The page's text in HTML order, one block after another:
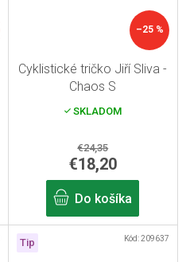
–25 %
Cyklistické tričko Jiří Sliva -
Chaos S
SKLADOM
€24,35
€18,20
Do košíka
Tip Kód:209637